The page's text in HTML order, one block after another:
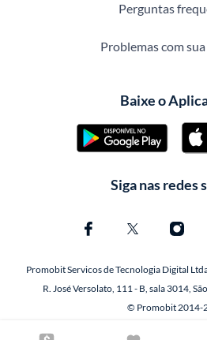
Perguntas
Problemas com
Baixe o
Siga nas redes
Promobit Servicos de Tecnologia Digital
R. José Versolato, 111 - B, sala 3014,
© Promobit 2014-